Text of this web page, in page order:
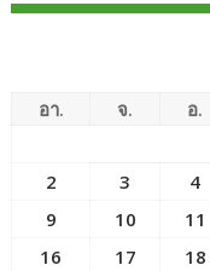
อา. จ. อ.
2
3 4
9
10 11
16
17 18